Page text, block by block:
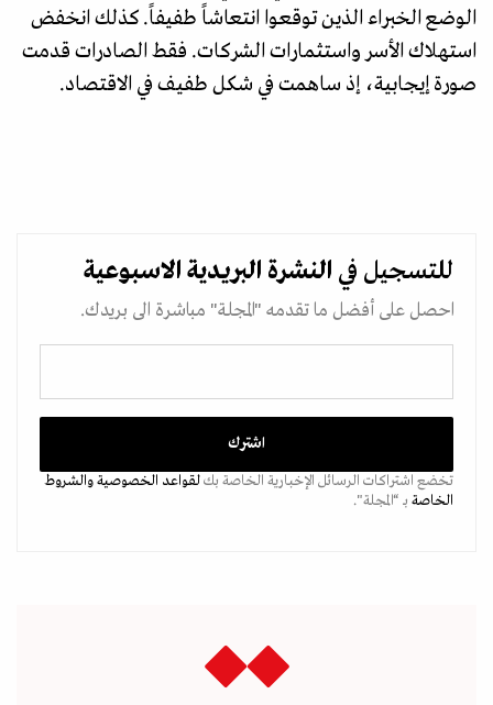
الوضع الخبراء الذين توقعوا انتعاشاً طفيفاً. كذلك انخفض
استهلاك الأسر واستثمارات الشركات. فقط الصادرات قدمت
صورة إيجابية، إذ ساهمت في شكل طفيف في الاقتصاد.
للتسجيل في النشرة البريدية الاسبوعية
احصل على أفضل ما تقدمه "المجلة" مباشرة الى بريدك.
تخضع اشتراكات الرسائل الإخبارية الخاصة بكلقواعد الخصوصيةوالشروط
الخاصة بـ “المجلة".